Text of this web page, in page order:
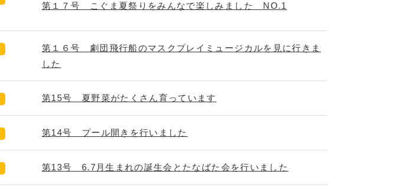
第１７号 こぐま夏祭りをみんなで楽しみました NO.1
第１６号 劇団飛行船のマスクプレイミュージカルを見に行きま
した
第15号 夏野菜がたくさん育っています
第14号 プール開きを行いました
第13号 6.7月生まれの誕生会とたなばた会を行いました